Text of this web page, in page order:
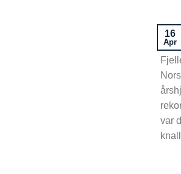
16
Apr
var